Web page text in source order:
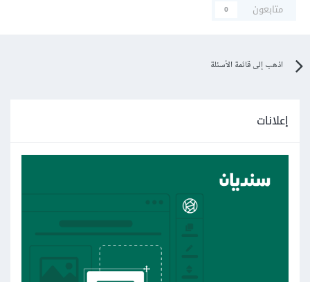
متابعون
0
اذهب إلى قائمة الأسئلة
إعلانات